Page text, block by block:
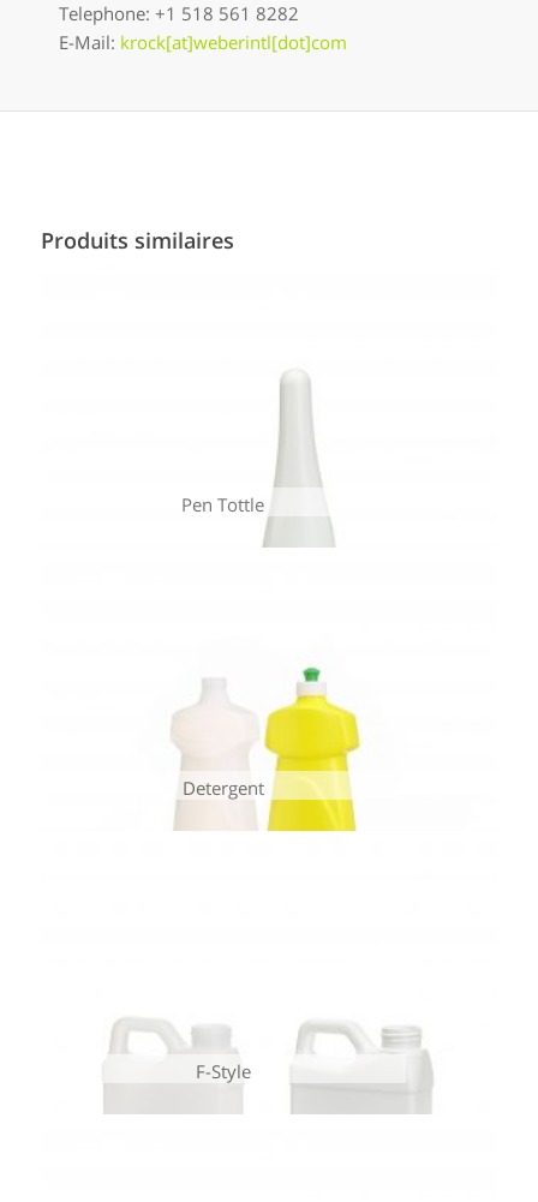
Telephone: +1 518 561 8282
E-Mail: krock[at]weberintl[dot]com
Produits similaires
Pen Tottle
Detergent
F-Style